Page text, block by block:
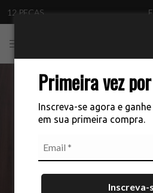
Primeira vez
Inscreva-se agora e
em sua primeira compra.
Inscreva-
ENVIO PARA